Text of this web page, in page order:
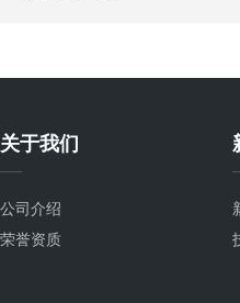
关于我们
公司介绍
荣誉资质